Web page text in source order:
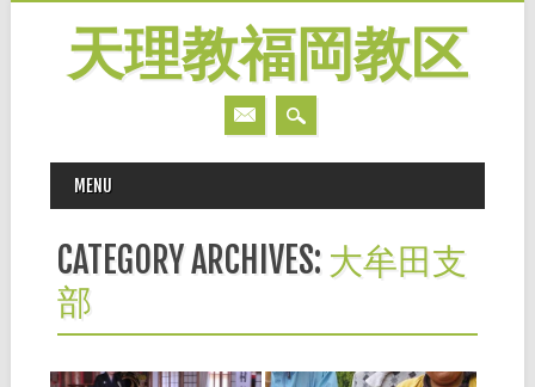
天理教福岡教区
MAIN MENU
MENU
CATEGORY ARCHIVES: 大牟田支
部